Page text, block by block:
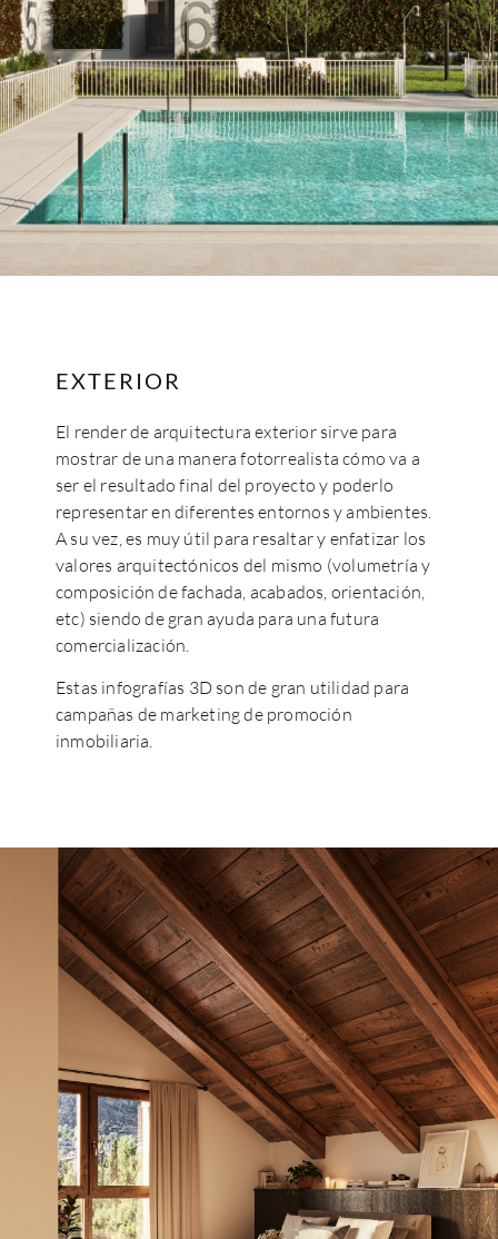
EXTERIOR
El render de arquitectura exterior sirve para
mostrar de una manera fotorrealista cómo va a
ser el resultado final del proyecto y poderlo
representar en diferentes entornos y ambientes.
A su vez, es muy útil para resaltar y enfatizar los
valores arquitectónicos del mismo (volumetría y
composición de fachada, acabados, orientación,
etc) siendo de gran ayuda para una futura
comercialización.
Estas infografías 3D son de gran utilidad para
campañas de marketing de promoción
inmobiliaria.